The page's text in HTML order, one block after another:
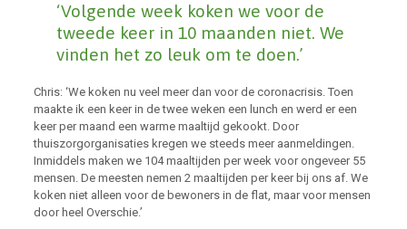
‘Volgende week koken we voor de
tweede keer in 10 maanden niet. We
vinden het zo leuk om te doen.’
Chris: ‘We koken nu veel meer dan voor de coronacrisis. Toen
maakte ik een keer in de twee weken een lunch en werd er een
keer per maand een warme maaltijd gekookt. Door
thuiszorgorganisaties kregen we steeds meer aanmeldingen.
Inmiddels maken we 104 maaltijden per week voor ongeveer 55
mensen. De meesten nemen 2 maaltijden per keer bij ons af. We
koken niet alleen voor de bewoners in de flat, maar voor mensen
door heel Overschie.’